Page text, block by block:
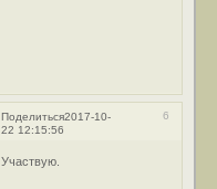
Поделиться 6
2017-10-
22 12:15:56
Участвую.